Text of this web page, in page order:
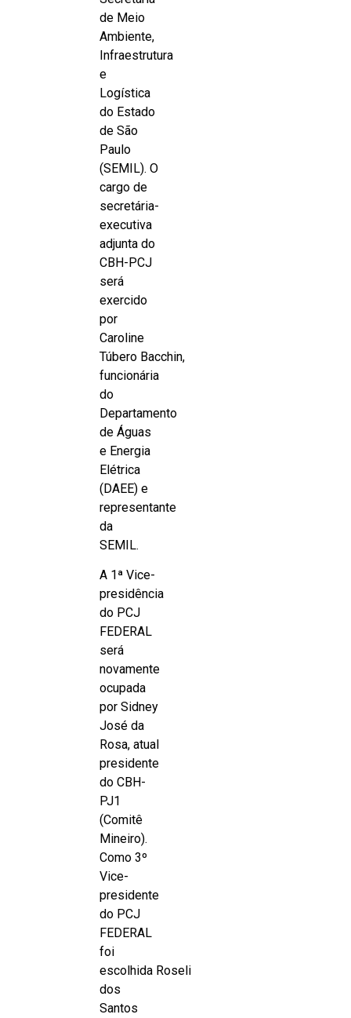
de Meio
Ambiente,
Infraestrutura
e
Logística
do Estado
de São
Paulo
(SEMIL). O
cargo de
secretária-
executiva
adjunta do
CBH-PCJ
será
exercido
por
Caroline
Túbero Bacchin,
funcionária
do
Departamento
de Águas
e Energia
Elétrica
(DAEE) e
representante
da
SEMIL.
A 1ª Vice-
presidência
do PCJ
FEDERAL
será
novamente
ocupada
por Sidney
José da
Rosa, atual
presidente
do CBH-
PJ1
(Comitê
Mineiro).
Como 3º
Vice-
presidente
do PCJ
FEDERAL
foi
escolhida Roseli
dos
Santos